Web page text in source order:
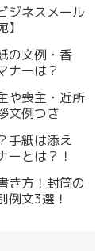
ジネスメール
の文例・香
ナーは？
や喪主・近所
文例つき
手紙は添え
ーとは？！
き方！封筒の
例文3選！